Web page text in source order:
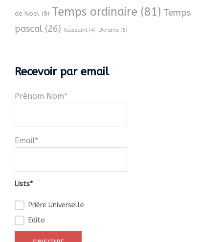
de Noël (9) Temps ordinaire (81) Temps
pascal (26) Toussaint (4) Ukraine (5)
Recevoir par email
Prénom Nom*
Email*
Lists*
Prière Universelle
Edito